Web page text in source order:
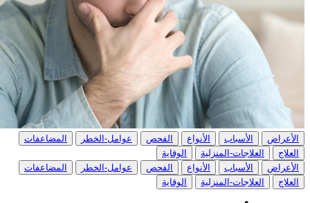
الأعراض الأسباب الأنواع الفحص عوامل-الخطر
المضاعفات
العلاج
العلاجات-المنزلية
الوقاية
الأعراض
الأسباب الأنواع الفحص عوامل-الخطر
المضاعفات
العلاج
العلاجات-المنزلية الوقاية